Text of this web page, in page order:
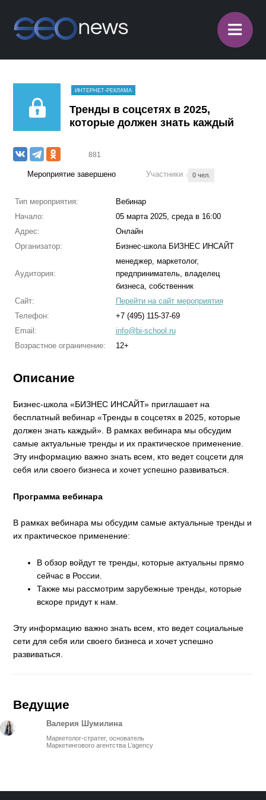
≡
ИНТЕРНЕТ-РЕКЛАМА
Тренды в соцсетях в 2025,
которые должен знать каждый
881
Мероприятие завершено Участники 0 чел.
Тип мероприятия:
Вебинар
Начало:
05 марта 2025, среда в 16:00
Адрес:
Онлайн
Организатор:
Бизнес-школа БИЗНЕС ИНСАЙТ
Аудитория:
менеджер, маркетолог,
предприниматель, владелец
бизнеса, собственник
Сайт:
Перейти на сайт мероприятия
Телефон:
+7 (495) 115-37-69
Email:
info@bi-school.ru
Возрастное ограничение:
12+
Описание
Бизнес-школа «БИЗНЕС ИНСАЙТ» приглашает на
бесплатный вебинар «Тренды в соцсетях в 2025, которые
должен знать каждый». В рамках вебинара мы обсудим
самые актуальные тренды и их практическое применение.
Эту информацию важно знать всем, кто ведет соцсети для
себя или своего бизнеса и хочет успешно развиваться.
Программа вебинара
В рамках вебинара мы обсудим самые актуальные тренды и
их практическое применение:
В обзор войдут те тренды, которые актуальны прямо
сейчас в России.
Также мы рассмотрим зарубежные тренды, которые
вскоре придут к нам.
Эту информацию важно знать всем, кто ведет социальные
сети для себя или своего бизнеса и хочет успешно
развиваться.
Ведущие
Валерия Шумилина
Маркетолог-стратег, основатель
Маркетингового агентства L’agency